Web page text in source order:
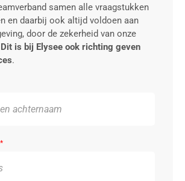
samen alle vraagstukken
en daarbij ook altijd voldoen aan
door de zekerheid van onze
Dit is bij Elysee ook richting geven
.